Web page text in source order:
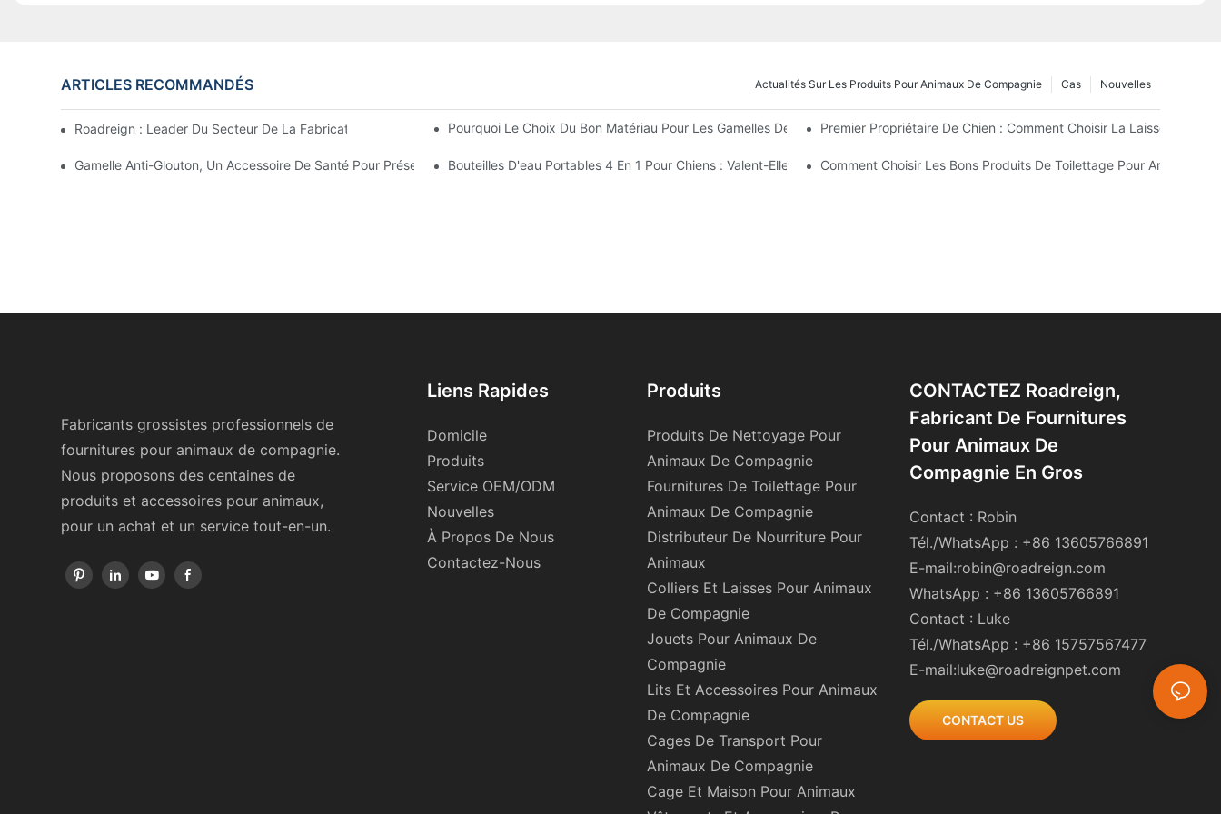
ARTICLES RECOMMANDÉS Nouvelles
Cas
Actualités Sur Les Produits Pour Animaux De Compagnie
Roadreign : Leader Du Secteur De La Fabrication De Fournitures Pour Animaux De CompagniePourquoi Le Choix Du Bon Matériau Pour Les Gamelles De Vos Animaux Est Important Pour Votre Entreprise
Premier Propriétaire De Chien : Comment Choisir La Laisse Et Le
Gamelle Anti-Glouton, Un Accessoire De Santé Pour Préserver La Qualité Des Repas De Votre Ami À Quatre Pattes
Bouteilles D'eau Portables 4 En 1 Pour Chiens : Valent-Elles Le Coup ? (Test Honnête)Comment Choisir Les Bons Produits De Toilettage Pour Animaux
Fabricants grossistes professionnels de
fournitures pour animaux de compagnie.
Nous proposons des centaines de
produits et accessoires pour animaux,
pour un achat et un service tout-en-un.
Liens Rapides
Domicile
Produits
Service OEM/ODM
Nouvelles
À Propos De Nous
Contactez-Nous
Produits
Produits De Nettoyage Pour
Animaux De Compagnie
Fournitures De Toilettage Pour
Animaux De Compagnie
Distributeur De Nourriture Pour
Animaux
Colliers Et Laisses Pour Animaux
De Compagnie
Jouets Pour Animaux De
Compagnie
Lits Et Accessoires Pour Animaux
De Compagnie
Cages De Transport Pour
Animaux De Compagnie
Cage Et Maison Pour Animaux
CONTACTEZ Roadreign,
Fabricant De Fournitures
Pour Animaux De
Compagnie En Gros
Contact : Robin
Tél./WhatsApp : +86 13605766891
E-mail:robin@roadreign.com
WhatsApp : +86 13605766891
Contact : Luke
Tél./WhatsApp : +86 15757567477
E-mail:luke@roadreignpet.com
CONTACT US